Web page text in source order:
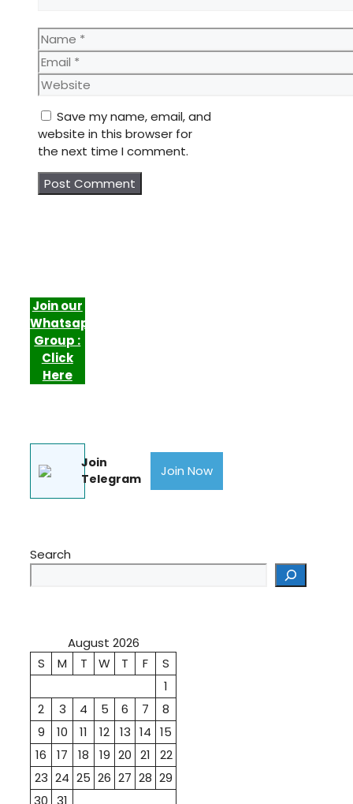
Name
Email
Website
Save my name, email, and
website in this browser for
the next time I comment.
Join our
Whatsapp
Group :
Click
Here
Join
Telegram
Join Now
Search
August 2026
S
M T W T F
S
1
2
3 4 5 6 7
8
9
10 11 12 13 14 15
16
17 18 19 20 21
22
23 24 25 26 27 28 29
30 31